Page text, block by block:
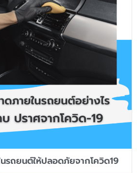
นรถยนต์ให้ปลอดภัยจากโควิด19